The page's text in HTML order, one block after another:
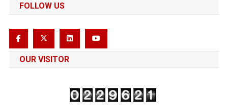
FOLLOW US
OUR VISITOR